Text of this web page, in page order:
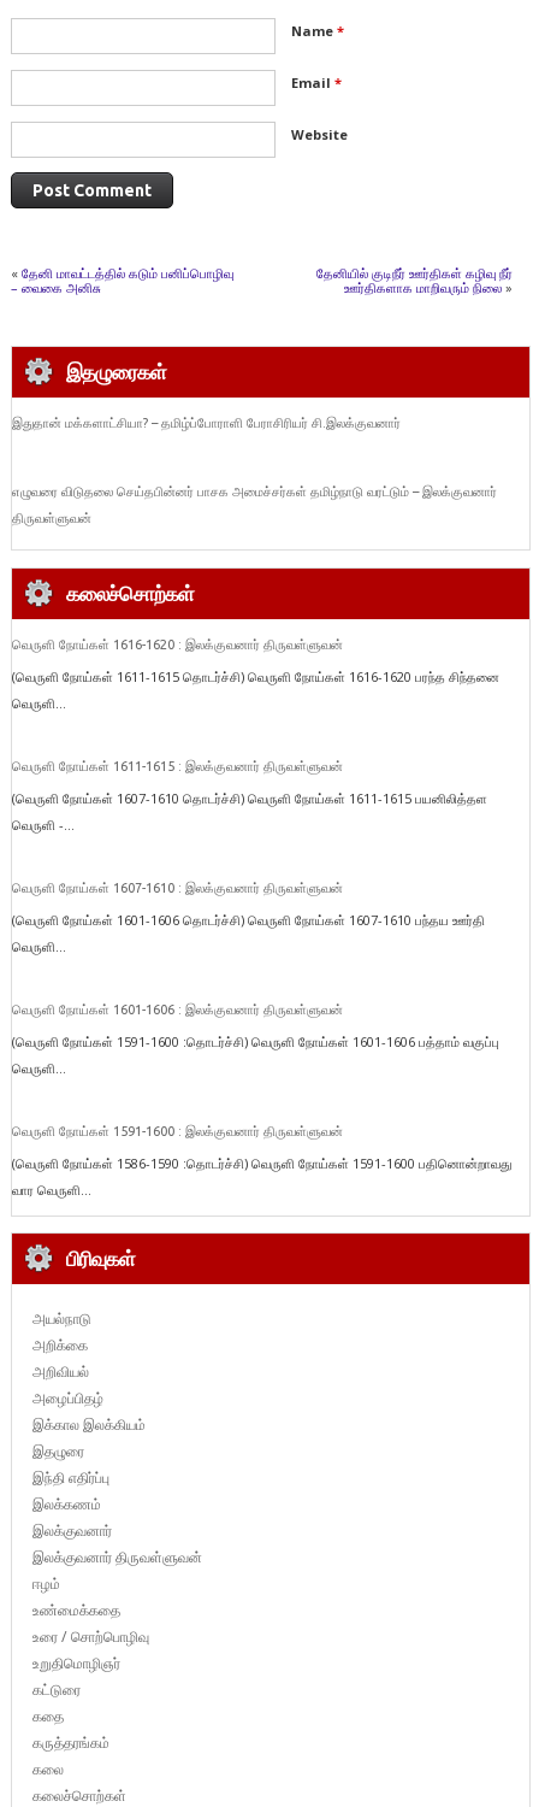
Name *
Email *
Website
« தேனி மாவட்டத்தில் கடும் பனிப்பொழிவு
– வைகை அனிசு
தேனியில் குடிநீர் ஊர்திகள் கழிவு நீர்
ஊர்திகளாக மாறிவரும் நிலை »
இதழுரைகள்
இதுதான் மக்களாட்சியா? – தமிழ்ப்போராளி பேராசிரியர் சி.இலக்குவனார்
எழுவரை விடுதலை செய்தபின்னர் பாசக அமைச்சர்கள் தமிழ்நாடு வரட்டும் – இலக்குவனார்
திருவள்ளுவன்
கலைச்சொற்கள்
வெருளி நோய்கள் 1616-1620 : இலக்குவனார் திருவள்ளுவன்
(வெருளி நோய்கள் 1611-1615 தொடர்ச்சி) வெருளி நோய்கள் 1616-1620 பரந்த சிந்தனை
வெருளி...
வெருளி நோய்கள் 1611-1615 : இலக்குவனார் திருவள்ளுவன்
(வெருளி நோய்கள் 1607-1610 தொடர்ச்சி) வெருளி நோய்கள் 1611-1615 பயனிலித்தள
வெருளி -...
வெருளி நோய்கள் 1607-1610 : இலக்குவனார் திருவள்ளுவன்
(வெருளி நோய்கள் 1601-1606 தொடர்ச்சி) வெருளி நோய்கள் 1607-1610 பந்தய ஊர்தி
வெருளி...
வெருளி நோய்கள் 1601-1606 : இலக்குவனார் திருவள்ளுவன்
(வெருளி நோய்கள் 1591-1600 :தொடர்ச்சி) வெருளி நோய்கள் 1601-1606 பத்தாம் வகுப்பு
வெருளி...
வெருளி நோய்கள் 1591-1600 : இலக்குவனார் திருவள்ளுவன்
(வெருளி நோய்கள் 1586-1590 :தொடர்ச்சி) வெருளி நோய்கள் 1591-1600 பதினொன்றாவது
வார வெருளி...
பிரிவுகள்
அயல்நாடு
அறிக்கை
அறிவியல்
அழைப்பிதழ்
இக்கால இலக்கியம்
இதழுரை
இந்தி எதிர்ப்பு
இலக்கணம்
இலக்குவனார்
இலக்குவனார் திருவள்ளுவன்
ஈழம்
உண்மைக்கதை
உரை / சொற்பொழிவு
உறுதிமொழிஞர்
கட்டுரை
கதை
கருத்தரங்கம்
கலை
கலைச்சொற்கள்